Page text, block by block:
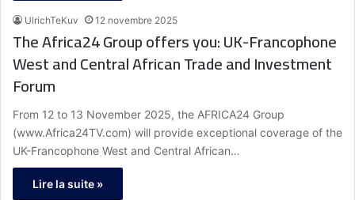
UlrichTeKuv 12 novembre 2025
The Africa24 Group offers you: UK-Francophone
West and Central African Trade and Investment
Forum
From 12 to 13 November 2025, the AFRICA24 Group
(www.Africa24TV.com) will provide exceptional coverage of the
UK-Francophone West and Central African…
Lire la suite »